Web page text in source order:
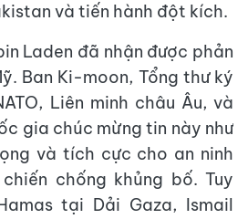
và tiến hành đột kích.
Laden đã nhận được phản
Ban Ki-moon, Tổng thư ký
Liên minh châu Âu, và
gia chúc mừng tin này như
và tích cực cho an ninh
chống khủng bố. Tuy
tại Dải Gaza, Ismail